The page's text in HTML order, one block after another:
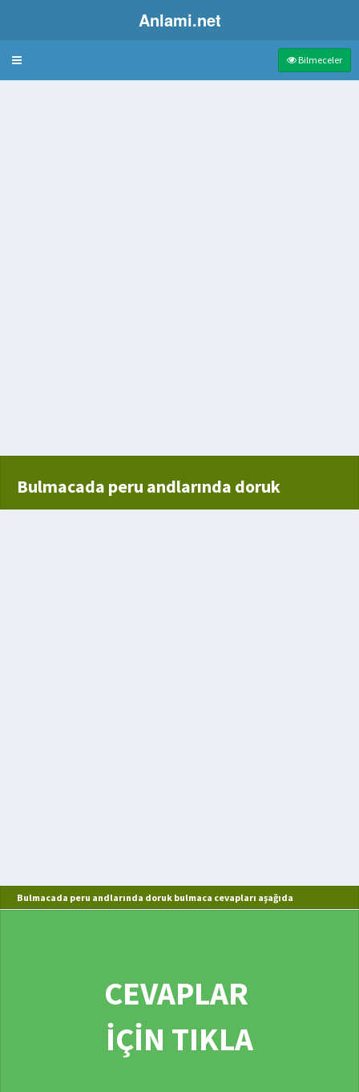
Anlami.net
Bulmaca Bilmeceler
Bulmacada peru andlarında doruk
Bulmacada peru andlarında doruk bulmaca cevapları aşağıda
CEVAPLAR
İÇİN TIKLA